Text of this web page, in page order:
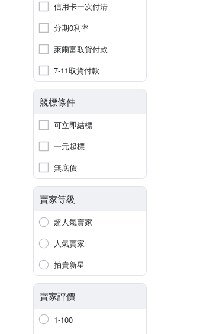
信用卡一次付清
分期0利率
萊爾富取貨付款
7-11取貨付款
競標條件
可立即結標
一元起標
無底價
賣家等級
超人氣賣家
人氣賣家
拍賣新星
賣家評價
1-100